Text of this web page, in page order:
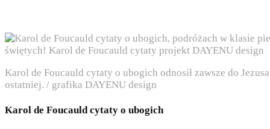
Karol de Foucauld cytaty o ubogich odnosił zawsze do
ostatniej. / grafika DAYENU design
Karol de Foucauld cytaty o ubogich